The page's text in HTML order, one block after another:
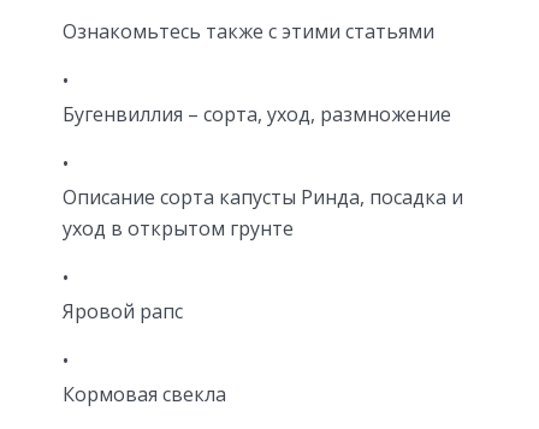
Ознакомьтесь также с этими статьями
Бугенвиллия – сорта, уход, размножение
Описание сорта капусты Ринда, посадка и
уход в открытом грунте
Яровой рапс
Кормовая свекла